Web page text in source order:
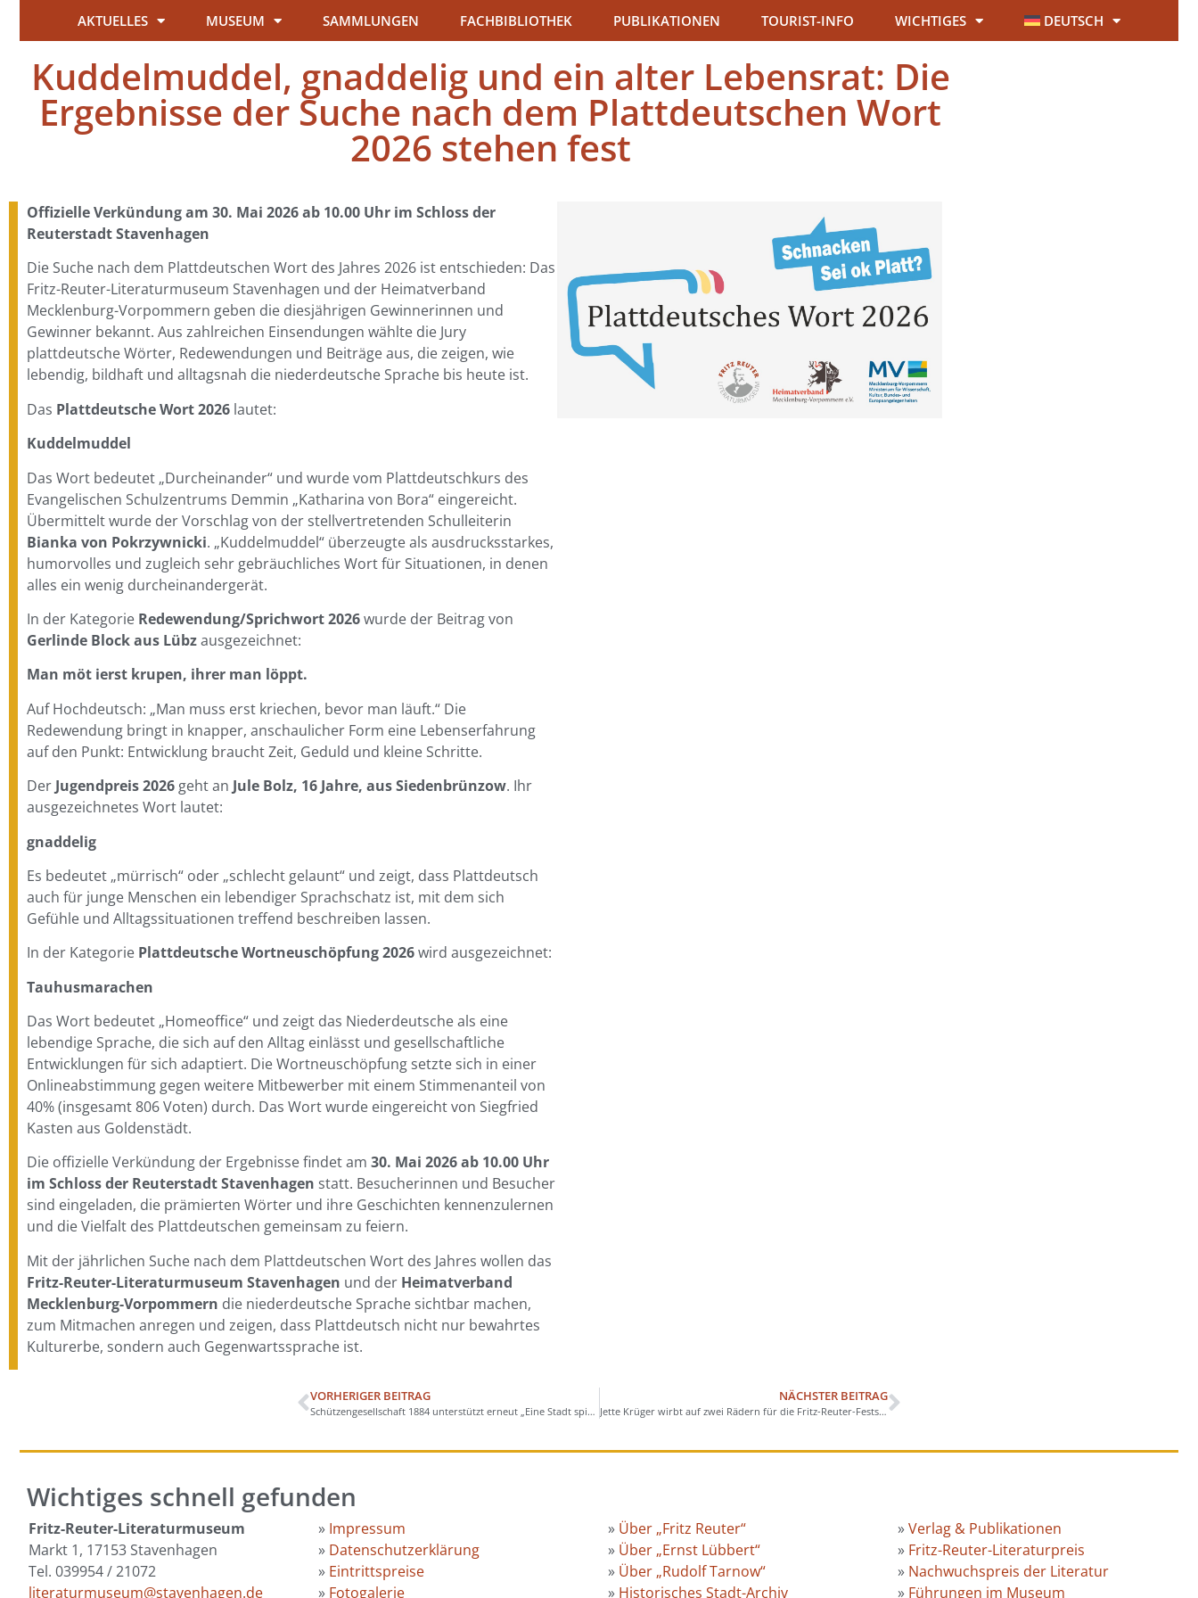
AKTUELLES MUSEUM SAMMLUNGEN FACHBIBLIOTHEK PUBLIKATIONEN TOURIST-INFO WICHTIGES DEUTSCH
Kuddelmuddel, gnaddelig und ein alter Lebensrat: Die
Ergebnisse der Suche nach dem Plattdeutschen Wort
2026 stehen fest
Offizielle Verkündung am 30. Mai 2026 ab 10.00 Uhr im Schloss der
Reuterstadt Stavenhagen
Die Suche nach dem Plattdeutschen Wort des Jahres 2026 ist entschieden: Das
Fritz-Reuter-Literaturmuseum Stavenhagen und der Heimatverband
Mecklenburg-Vorpommern geben die diesjährigen Gewinnerinnen und
Gewinner bekannt. Aus zahlreichen Einsendungen wählte die Jury
plattdeutsche Wörter, Redewendungen und Beiträge aus, die zeigen, wie
lebendig, bildhaft und alltagsnah die niederdeutsche Sprache bis heute ist.
Das Plattdeutsche Wort 2026 lautet:
Kuddelmuddel
Das Wort bedeutet „Durcheinander“ und wurde vom Plattdeutschkurs des
Evangelischen Schulzentrums Demmin „Katharina von Bora“ eingereicht.
Übermittelt wurde der Vorschlag von der stellvertretenden Schulleiterin
Bianka von Pokrzywnicki. „Kuddelmuddel“ überzeugte als ausdrucksstarkes,
humorvolles und zugleich sehr gebräuchliches Wort für Situationen, in denen
alles ein wenig durcheinandergerät.
In der Kategorie Redewendung/Sprichwort 2026wurde der Beitrag von
Gerlinde Block aus Lübzausgezeichnet:
Man möt ierst krupen, ihrer man löppt.
Auf Hochdeutsch: „Man muss erst kriechen, bevor man läuft.“ Die
Redewendung bringt in knapper, anschaulicher Form eine Lebenserfahrung
auf den Punkt: Entwicklung braucht Zeit, Geduld und kleine Schritte.
Der Jugendpreis 2026 geht an Jule Bolz, 16 Jahre, aus Siedenbrünzow. Ihr
ausgezeichnetes Wort lautet:
gnaddelig
Es bedeutet „mürrisch“ oder „schlecht gelaunt“ und zeigt, dass Plattdeutsch
auch für junge Menschen ein lebendiger Sprachschatz ist, mit dem sich
Gefühle und Alltagssituationen treffend beschreiben lassen.
In der Kategorie Plattdeutsche Wortneuschöpfung 2026wird ausgezeichnet:
Tauhusmarachen
Das Wort bedeutet „Homeoffice“ und zeigt das Niederdeutsche als eine
lebendige Sprache, die sich auf den Alltag einlässt und gesellschaftliche
Entwicklungen für sich adaptiert. Die Wortneuschöpfung setzte sich in einer
Onlineabstimmung gegen weitere Mitbewerber mit einem Stimmenanteil von
40% (insgesamt 806 Voten) durch. Das Wort wurde eingereicht von Siegfried
Kasten aus Goldenstädt.
Die offizielle Verkündung der Ergebnisse findet am 30. Mai 2026 ab 10.00 Uhr
im Schloss der Reuterstadt Stavenhagen statt. Besucherinnen und Besucher
sind eingeladen, die prämierten Wörter und ihre Geschichten kennenzulernen
und die Vielfalt des Plattdeutschen gemeinsam zu feiern.
Mit der jährlichen Suche nach dem Plattdeutschen Wort des Jahres wollen das
Fritz-Reuter-Literaturmuseum Stavenhagen und der Heimatverband
Mecklenburg-Vorpommern die niederdeutsche Sprache sichtbar machen,
zum Mitmachen anregen und zeigen, dass Plattdeutsch nicht nur bewahrtes
Kulturerbe, sondern auch Gegenwartssprache ist.
VORHERIGER BEITRAG
Schützengesellschaft 1884 unterstützt erneut „Eine Stadt spielt Fritz Reuter“
NÄCHSTER BEITRAG
Jette Krüger wirbt auf zwei Rädern für die Fritz-Reuter-Festspiele
Wichtiges schnell gefunden
Fritz-Reuter-Literaturmuseum
Markt 1, 17153 Stavenhagen
Tel. 039954 / 21072
literaturmuseum@stavenhagen.de
» Impressum
» Datenschutzerklärung
» Eintrittspreise
» Fotogalerie
» Über „Fritz Reuter“
» Über „Ernst Lübbert“
» Über „Rudolf Tarnow“
» Historisches Stadt-Archiv
»Verlag & Publikationen
» Fritz-Reuter-Literaturpreis
» Nachwuchspreis der Literatur
» Führungen im Museum